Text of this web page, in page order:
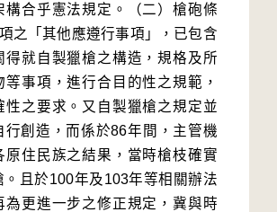
構合乎憲法規定。（二）槍砲條
之「其他應遵行事項」，已包含
得就自製獵槍之構造，規格及所
等事項，進行合目的性之規範，
性之要求。又自製獵槍之規定並
行創造，而係於86年間，主管機
原住民族之結果，當時槍枝確實
。且於100年及103年等相關辦法
為更進一步之修正規定，冀與時